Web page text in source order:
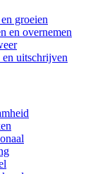
groeien
en overnemen
en uitschrijven